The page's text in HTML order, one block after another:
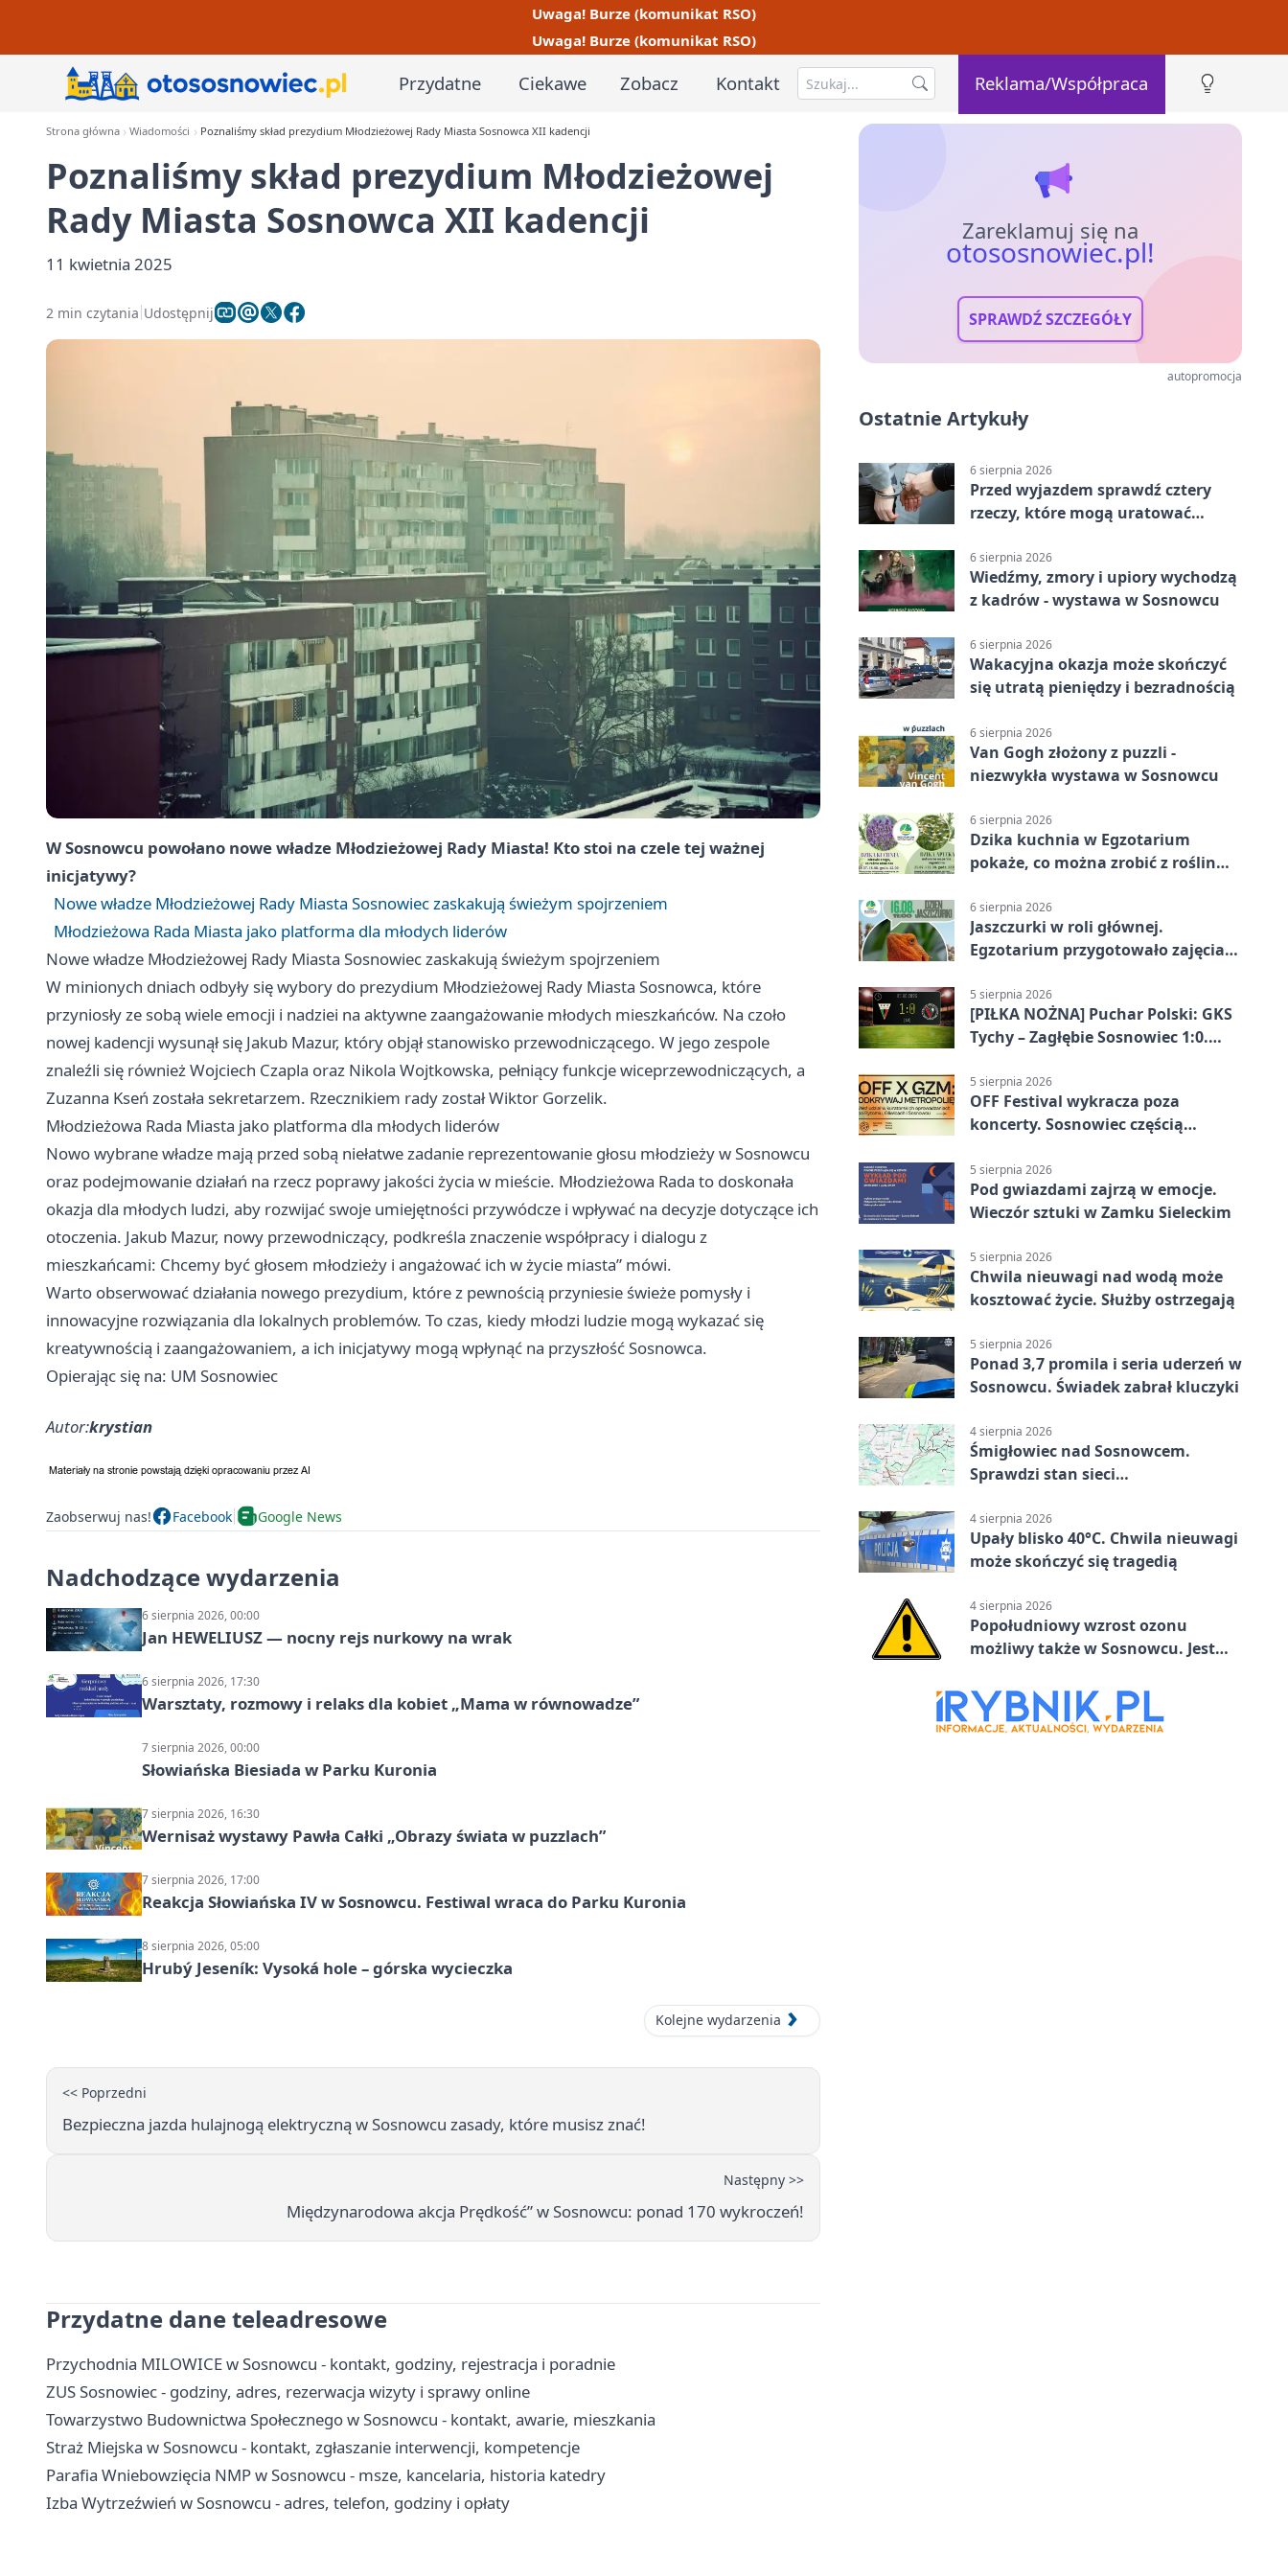
Uwaga! Burze (komunikat RSO)
Uwaga! Burze (komunikat RSO)
Przydatne Ciekawe Zobacz Kontakt Reklama/Współpraca
Strona główna Wiadomości Poznaliśmy skład prezydium Młodzieżowej Rady Miasta Sosnowca XII kadencji
Poznaliśmy skład prezydium Młodzieżowej
Rady Miasta Sosnowca XII kadencji
11 kwietnia 2025
2 min czytania Udostępnij
W Sosnowcu powołano nowe władze Młodzieżowej Rady Miasta! Kto stoi na czele tej ważnej
inicjatywy?
Nowe władze Młodzieżowej Rady Miasta Sosnowiec zaskakują świeżym spojrzeniem
Młodzieżowa Rada Miasta jako platforma dla młodych liderów
Nowe władze Młodzieżowej Rady Miasta Sosnowiec zaskakują świeżym spojrzeniem
W minionych dniach odbyły się wybory do prezydium Młodzieżowej Rady Miasta Sosnowca, które
przyniosły ze sobą wiele emocji i nadziei na aktywne zaangażowanie młodych mieszkańców. Na czoło
nowej kadencji wysunął się Jakub Mazur, który objął stanowisko przewodniczącego. W jego zespole
znaleźli się również Wojciech Czapla oraz Nikola Wojtkowska, pełniący funkcje wiceprzewodniczących, a
Zuzanna Kseń została sekretarzem. Rzecznikiem rady został Wiktor Gorzelik.
Młodzieżowa Rada Miasta jako platforma dla młodych liderów
Nowo wybrane władze mają przed sobą niełatwe zadanie reprezentowanie głosu młodzieży w Sosnowcu
oraz podejmowanie działań na rzecz poprawy jakości życia w mieście. Młodzieżowa Rada to doskonała
okazja dla młodych ludzi, aby rozwijać swoje umiejętności przywódcze i wpływać na decyzje dotyczące ich
otoczenia. Jakub Mazur, nowy przewodniczący, podkreśla znaczenie współpracy i dialogu z
mieszkańcami: Chcemy być głosem młodzieży i angażować ich w życie miasta” mówi.
Warto obserwować działania nowego prezydium, które z pewnością przyniesie świeże pomysły i
innowacyjne rozwiązania dla lokalnych problemów. To czas, kiedy młodzi ludzie mogą wykazać się
kreatywnością i zaangażowaniem, a ich inicjatywy mogą wpłynąć na przyszłość Sosnowca.
Opierając się na: UM Sosnowiec
Autor:krystian
Zaobserwuj nas! Facebook Google News
Nadchodzące wydarzenia
6 sierpnia 2026, 00:00
Jan HEWELIUSZ — nocny rejs nurkowy na wrak
6 sierpnia 2026, 17:30
Warsztaty, rozmowy i relaks dla kobiet „Mama w równowadze”
7 sierpnia 2026, 00:00
Słowiańska Biesiada w Parku Kuronia
7 sierpnia 2026, 16:30
Wernisaż wystawy Pawła Całki „Obrazy świata w puzzlach”
7 sierpnia 2026, 17:00
Reakcja Słowiańska IV w Sosnowcu. Festiwal wraca do Parku Kuronia
8 sierpnia 2026, 05:00
Hrubý Jeseník: Vysoká hole – górska wycieczka
Kolejne wydarzenia
<< Poprzedni
Bezpieczna jazda hulajnogą elektryczną w Sosnowcu zasady, które musisz znać!
Następny >>
Międzynarodowa akcja Prędkość” w Sosnowcu: ponad 170 wykroczeń!
Przydatne dane teleadresowe
Przychodnia MILOWICE w Sosnowcu - kontakt, godziny, rejestracja i poradnie
ZUS Sosnowiec - godziny, adres, rezerwacja wizyty i sprawy online
Towarzystwo Budownictwa Społecznego w Sosnowcu - kontakt, awarie, mieszkania
Straż Miejska w Sosnowcu - kontakt, zgłaszanie interwencji, kompetencje
Parafia Wniebowzięcia NMP w Sosnowcu - msze, kancelaria, historia katedry
Izba Wytrzeźwień w Sosnowcu - adres, telefon, godziny i opłaty
Zareklamuj się na
otososnowiec.pl!
SPRAWDŹ SZCZEGÓŁY
autopromocja
Ostatnie Artykuły
6 sierpnia 2026
Przed wyjazdem sprawdź cztery
rzeczy, które mogą uratować
6 sierpnia 2026
Wiedźmy, zmory i upiory wychodzą
z kadrów - wystawa w Sosnowcu
6 sierpnia 2026
Wakacyjna okazja może skończyć
się utratą pieniędzy i bezradnością
6 sierpnia 2026
Van Gogh złożony z puzzli -
niezwykła wystawa w Sosnowcu
6 sierpnia 2026
Dzika kuchnia w Egzotarium
pokaże, co można zrobić z roślin
6 sierpnia 2026
Jaszczurki w roli głównej.
Egzotarium przygotowało zajęcia
5 sierpnia 2026
[PIŁKA NOŻNA] Puchar Polski: GKS
Tychy – Zagłębie Sosnowiec 1:0.
przed przerwą
5 sierpnia 2026
OFF Festival wykracza poza
koncerty. Sosnowiec częścią
5 sierpnia 2026
Pod gwiazdami zajrzą w emocje.
Wieczór sztuki w Zamku Sieleckim
5 sierpnia 2026
Chwila nieuwagi nad wodą może
kosztować życie. Służby ostrzegają
5 sierpnia 2026
Ponad 3,7 promila i seria uderzeń w
Sosnowcu. Świadek zabrał kluczyki
4 sierpnia 2026
Śmigłowiec nad Sosnowcem.
Sprawdzi stan sieci
4 sierpnia 2026
Upały blisko 40°C. Chwila nieuwagi
może skończyć się tragedią
4 sierpnia 2026
Popołudniowy wzrost ozonu
możliwy także w Sosnowcu. Jest